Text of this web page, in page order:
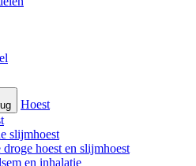
Hoest
slijmhoest
hoest en slijmhoest
en inhalatie